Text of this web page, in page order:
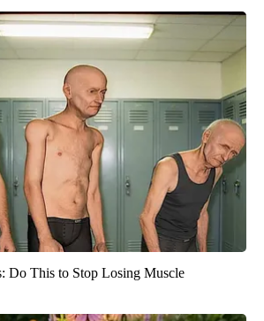
Do This to Stop Losing Muscle